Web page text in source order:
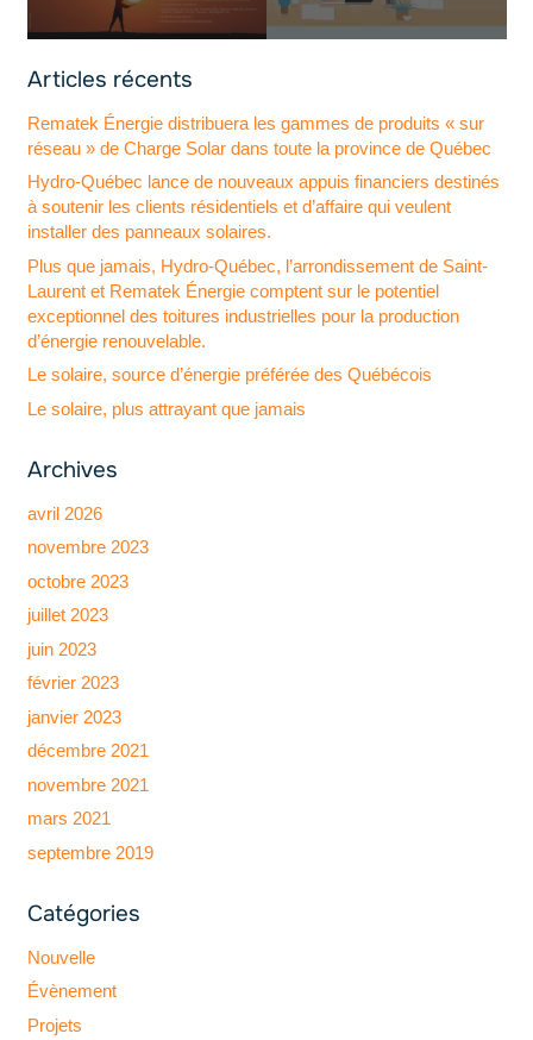
Articles récents
Rematek Énergie distribuera les gammes de produits « sur
réseau » de Charge Solar dans toute la province de Québec
Hydro-Québec lance de nouveaux appuis financiers destinés
à soutenir les clients résidentiels et d’affaire qui veulent
installer des panneaux solaires.
Plus que jamais, Hydro-Québec, l’arrondissement de Saint-
Laurent et Rematek Énergie comptent sur le potentiel
exceptionnel des toitures industrielles pour la production
d’énergie renouvelable.
Le solaire, source d’énergie préférée des Québécois
Le solaire, plus attrayant que jamais
Archives
avril 2026
novembre 2023
octobre 2023
juillet 2023
juin 2023
février 2023
janvier 2023
décembre 2021
novembre 2021
mars 2021
septembre 2019
Catégories
Nouvelle
Évènement
Projets